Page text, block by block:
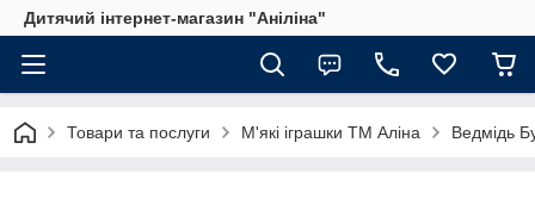
Дитячий інтернет-магазин "Аніліна"
Товари та послуги М'які іграшки ТМ Аліна Ведмідь